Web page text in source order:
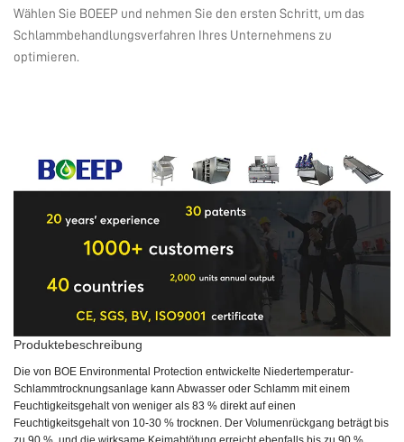
Wählen Sie BOEEP und nehmen Sie den ersten Schritt, um das
Schlammbehandlungsverfahren Ihres Unternehmens zu
optimieren.
Produktebeschreibung
Die von BOE Environmental Protection entwickelte Niedertemperatur-
Schlammtrocknungsanlage kann Abwasser oder Schlamm mit einem
Feuchtigkeitsgehalt von weniger als 83 % direkt auf einen
Feuchtigkeitsgehalt von 10-30 % trocknen. Der Volumenrückgang beträgt bis